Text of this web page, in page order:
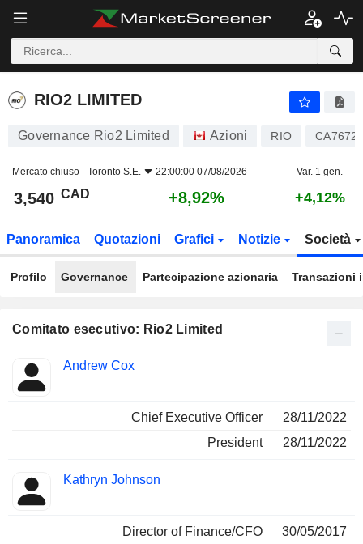
RIO2 LIMITED
RIO2 LIMITED
Governance Rio2 Limited Azioni RIO
Mercato chiuso - Toronto S.E. 22:00:00 07/08/2026 Var. 1 gen.
3,540 CAD +8,92% +4,12%
Panoramica Quotazioni Grafici Notizie Società
Profilo Governance Partecipazione azionaria Transazioni
Comitato esecutivo: Rio2 Limited
Manager
Posizioni
Andrew Cox
Chief Executive Officer
28/11/2022
President
28/11/2022
Kathryn Johnson
Director of Finance/CFO
30/05/2017